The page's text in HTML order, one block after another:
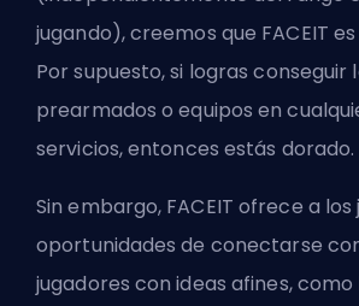
jugando), creemos que FACEIT
Por supuesto, si logras conseguir
prearmados o equipos en
servicios, entonces estás dorado.
Sin embargo, FACEIT ofrece a
oportunidades de conectarse
jugadores con ideas afines,